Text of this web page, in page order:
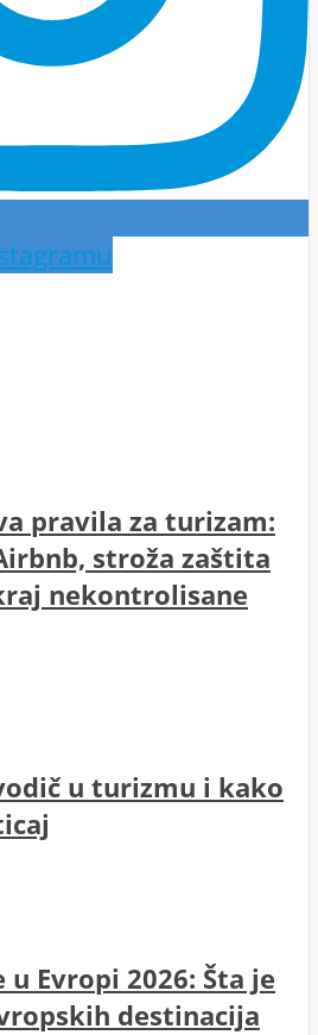
pravila za turizam:
stroža zaštita
nekontrolisane
u turizmu i kako
Evropi 2026: Šta je
destinacija